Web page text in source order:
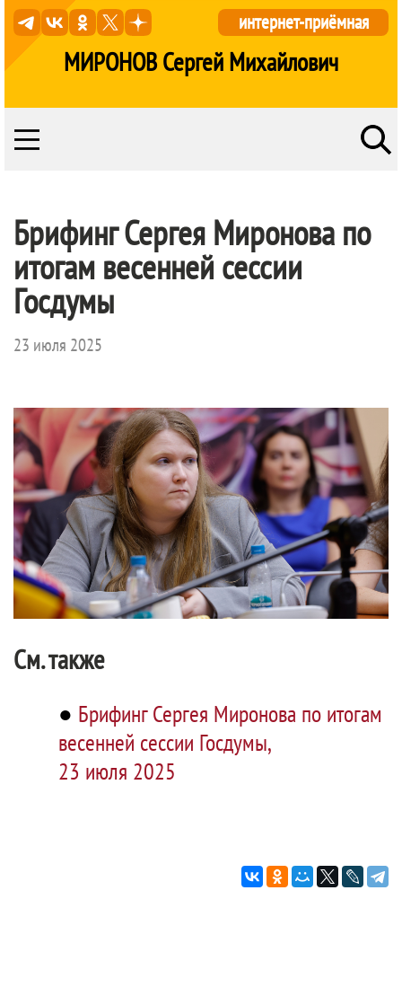
МИРОНОВ Сергей Михайлович
интернет-приёмная
Брифинг Сергея Миронова по
итогам весенней сессии
Госдумы
23 июля 2025
См. также
● Брифинг Сергея Миронова по итогам
весенней сессии Госдумы,
23 июля 2025